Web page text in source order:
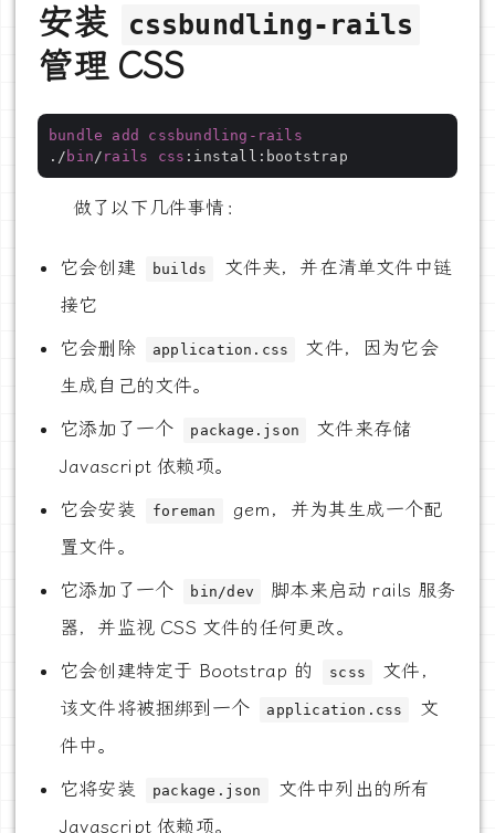
安装 cssbundling-rails
管理 CSS
bundle add
cssbundling-rails
./ bin/ rails css :install :bootstrap
做了以下几件事情：
它会创建 builds
文件夹，并在清单文件中链
接它
它会删除
application.css
文件，因为它会
生成自己的文件。
它添加了一个
package.json
文件来存储
Javascript 依赖项。
它会安装
foreman
gem，并为其生成一个配
置文件。
它添加了一个
bin/dev
脚本来启动 rails 服务
器，并监视 CSS 文件的任何更改。
它会创建特定于 Bootstrap 的
scss
文件，
该文件将被捆绑到一个
application.css
文
件中。
它将安装
package.json
文件中列出的所有
Javascript 依赖项。